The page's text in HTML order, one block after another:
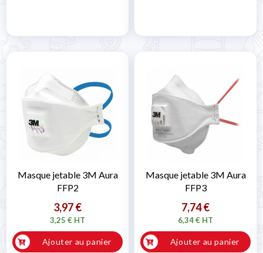
Masque jetable 3M Aura
FFP2
3,97 €
3,25 € HT
Ajouter au panier
Masque jetable 3M Aura
FFP3
7,74 €
6,34 € HT
Ajouter au panier